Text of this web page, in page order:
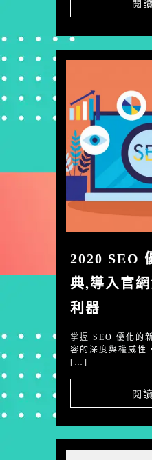
閱
2020 SEO
典,導入官
利器
掌握 SEO 優化的
容的深度與權威性
[…]
閱